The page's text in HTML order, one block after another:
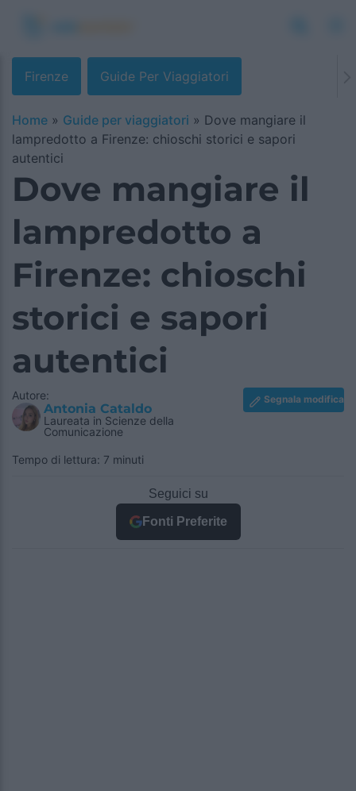
Firenze Guide Per Viaggiatori
Home » Guide per viaggiatori » Dove mangiare il
lampredotto a Firenze: chioschi storici e sapori
autentici
Dove mangiare il
lampredotto a
Firenze: chioschi
storici e sapori
autentici
Autore:
Antonia Cataldo
Laureata in Scienze della
Comunicazione
Segnala modifica
Tempo di lettura: 7 minuti
Seguici su
Fonti Preferite